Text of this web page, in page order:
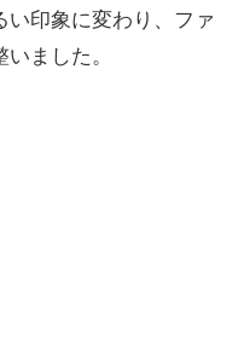
い印象に変わり、ファ
ました。